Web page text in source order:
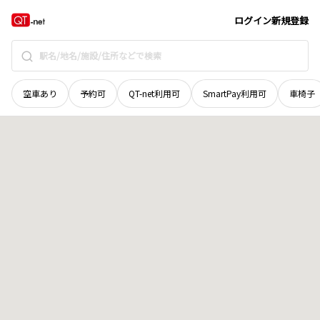
ログイン新規登録
空車あり 予約可 QT-net利用可 SmartPay利用可 車椅子
北海道